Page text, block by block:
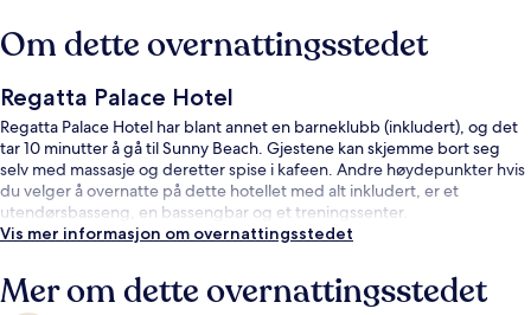
Om dette overnattingsstedet
Regatta Palace Hotel
Regatta Palace Hotel har blant annet en barneklubb (inkludert), og det
tar 10 minutter å gå til Sunny Beach. Gjestene kan skjemme bort seg
selv med massasje og deretter spise i kafeen. Andre høydepunkter hvis
du velger å overnatte på dette hotellet med alt inkludert, er et
utendørsbasseng, en bassengbar og et treningssenter.
Vis mer informasjon om overnattingsstedet
Mer om dette overnattingsstedet